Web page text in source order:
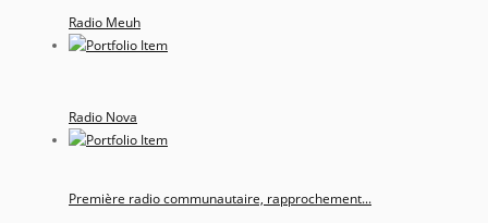
Radio Meuh
Radio Nova
Première radio communautaire, rapprochement...